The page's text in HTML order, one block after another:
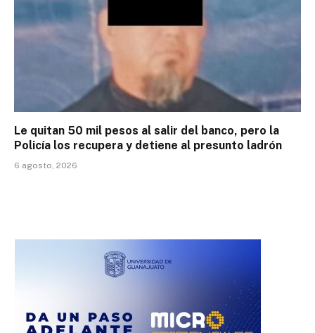
Le quitan 50 mil pesos al salir del banco, pero la
Policía los recupera y detiene al presunto ladrón
6 agosto, 2026